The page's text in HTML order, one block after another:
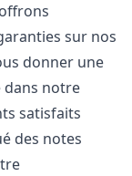
sur nos
donner une
dans notre
satisfaits
des notes